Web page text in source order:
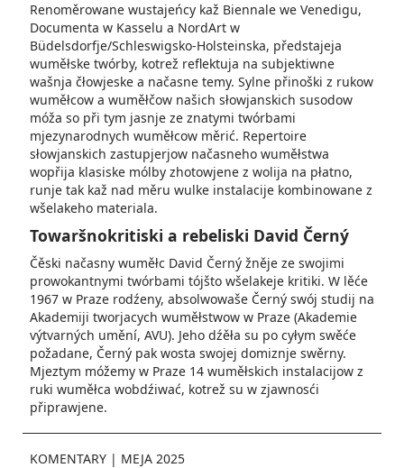
Renoměrowane wustajeńcy kaž Biennale we Venedigu,
Documenta w Kasselu a NordArt w
Büdelsdorfje/Schleswigsko-Holsteinska, předstajeja
wuměłske twórby, kotrež reflektuja na subjektiwne
wašnja čłowjeske a načasne temy. Sylne přinoški z rukow
wuměłcow a wuměłčow našich słowjanskich susodow
móža so při tym jasnje ze znatymi twórbami
mjezynarodnych wuměłcow měrić. Repertoire
słowjanskich zastupjerjow načasneho wuměłstwa
wopřija klasiske mólby zhotowjene z wolija na płatno,
runje tak kaž nad měru wulke instalacije kombinowane z
wšelakeho materiala.
Towaršnokritiski a rebeliski David Černý
Čěski načasny wuměłc David Černý žněje ze swojimi
prowokantnymi twórbami tójšto wšelakeje kritiki. W lěće
1967 w Praze rodźeny, absolwowaše Černý swój studij na
Akademiji tworjacych wuměłstwow w Praze (Akademie
výtvarných umění, AVU). Jeho dźěła su po cyłym swěće
požadane, Černý pak wosta swojej domiznje swěrny.
Mjeztym móžemy w Praze 14 wuměłskich instalacijow z
ruki wuměłca wobdźiwać, kotrež su w zjawnosći
připrawjene.
KOMENTARY | MEJA 2025